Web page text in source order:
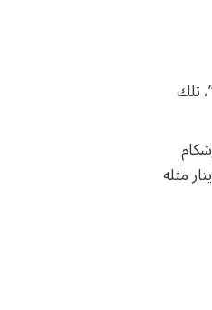
تلك
مثله